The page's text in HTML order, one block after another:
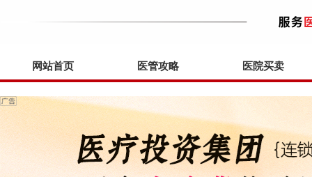
网站首页 医管攻略 医院买卖